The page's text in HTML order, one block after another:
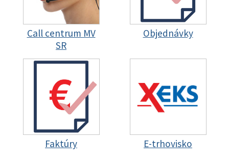
Call centrum MV
SR
Objednávky
Faktúry E-trhovisko